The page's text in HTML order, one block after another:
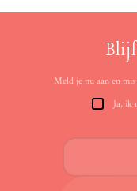
Meld je nu aan en
Ja, ik